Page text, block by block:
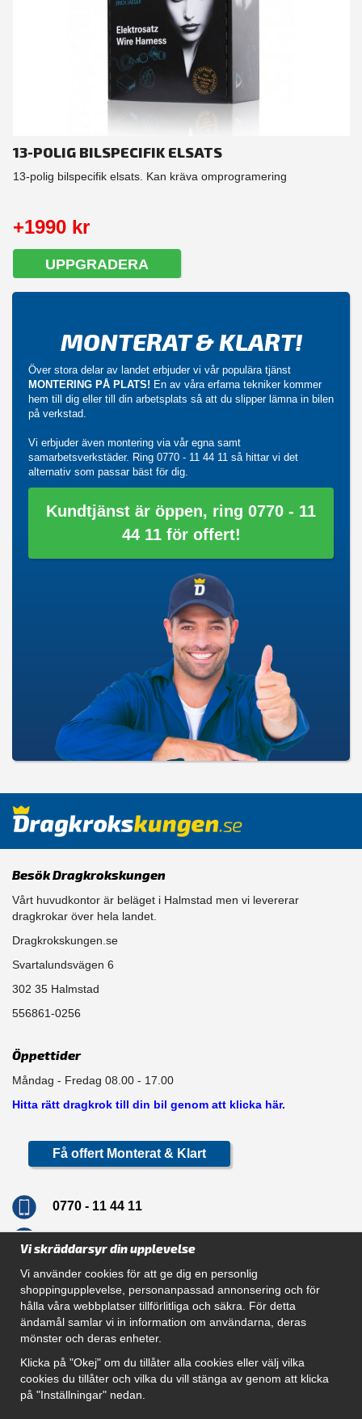
13-POLIG BILSPECIFIK ELSATS
13-polig bilspecifik elsats. Kan kräva omprogramering
+1990 kr
UPPGRADERA
MONTERAT & KLART!
Över stora delar av landet erbjuder vi vår populära tjänst
MONTERING PÅ PLATS! En av våra erfarna tekniker kommer
hem till dig eller till din arbetsplats så att du slipper lämna in bilen
på verkstad.
Vi erbjuder även montering via vår egna samt
samarbetsverkstäder. Ring 0770 - 11 44 11 så hittar vi det
alternativ som passar bäst för dig.
Kundtjänst är öppen, ring 0770 - 11
44 11 för offert!
Besök Dragkrokskungen
Vårt huvudkontor är beläget i Halmstad men vi levererar
dragkrokar över hela landet.
Dragkrokskungen.se
Svartalundsvägen 6
302 35 Halmstad
556861-0256
Öppettider
Måndag - Fredag 08.00 - 17.00
Hitta rätt dragkrok till din bil genom att klicka här.
Få offert Monterat & Klart
0770 - 11 44 11
Navigation
Hur beställer jag
Gör Det Själv Paket
Montera dragkrok
SUPPORT
Vi skräddarsyr din upplevelse
Vi använder cookies för att ge dig en personlig
shoppingupplevelse, personanpassad annonsering och för
hålla våra webbplatser tillförlitliga och säkra. För detta
ändamål samlar vi in information om användarna, deras
mönster och deras enheter.
Klicka på "Okej" om du tillåter alla cookies eller välj vilka
cookies du tillåter och vilka du vill stänga av genom att klicka
på "Inställningar" nedan.